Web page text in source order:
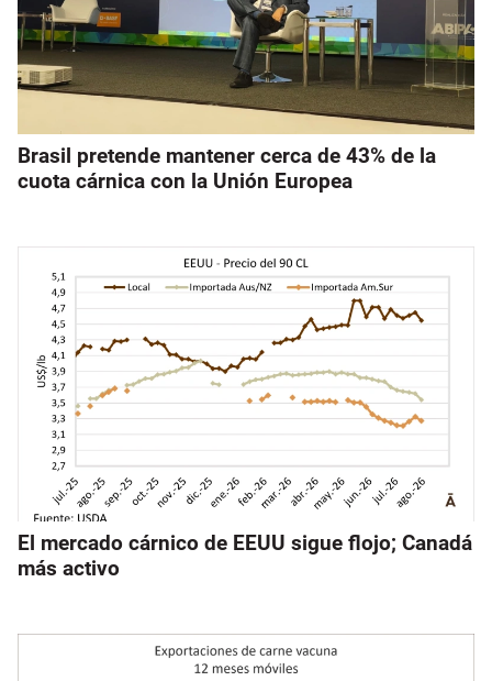
Brasil pretende mantener cerca de 43% de la
cuota cárnica con la Unión Europea
El mercado cárnico de EEUU sigue flojo; Canadá
más activo